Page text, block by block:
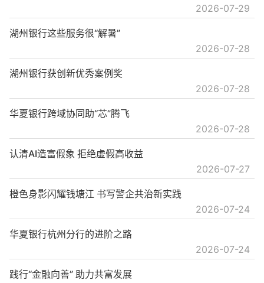
2026-07-29
2026-07-28
湖州银行这些服务很“解暑”
2026-07-28
湖州银行获创新优秀案例奖
2026-07-28
华夏银行跨域协同助“芯”腾飞
2026-07-27
认清AI造富假象 拒绝虚假高收益
2026-07-24
橙色身影闪耀钱塘江 书写警企共治新实践
2026-07-24
华夏银行杭州分行的进阶之路
践行“金融向善” 助力共富发展